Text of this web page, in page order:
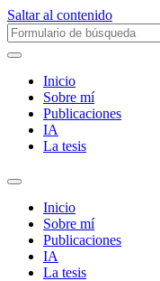
Saltar al contenido
Buscar:
Inicio
Sobre mí­
Publicaciones
IA
La tesis
Alternar
campo
búsqueda
Inicio
Sobre mí­
Publicaciones
IA
La tesis